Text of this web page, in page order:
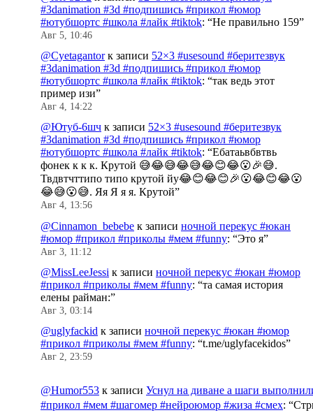
#3danimation #3d #подпишись #прикол #юмор
#ютубшортс #школа #лайк #tiktok: “Не правильно 159”
Авг 5, 10:46
@Cyetagantorк записи 52×3 #usesound #беритезвук
#3danimation #3d #подпишись #прикол #юмор
#ютубшортс #школа #лайк #tiktok: “так ведь этот
пример изи”
Авг 4, 14:22
@Ютуб-6шч к записи 52×3 #usesound #беритезвук
#3danimation #3d #подпишись #прикол #юмор
#ютубшортс #школа #лайк #tiktok: “Ебатаьвбвтвь
фонек к к к. Крутой 😅😂😅😂😅😂😊😂😮🎉😅.
Твдвтчттипо типо крутой йу😂😊😂😊🎉😮😂😊😂😮
😂😅😮😅. Яя Я я я. Крутой”
Авг 4, 13:56
@Cinnamon_bebebe к записи ночной перекус #юкан
#юмор #прикол #приколы #мем #funny: “Это я”
Авг 3, 11:12
@MissLeeJessi к записи ночной перекус #юкан #юмор
#прикол #приколы #мем #funny: “та самая история
елены райман:”
Авг 3, 03:14
@uglyfackid к записи ночной перекус #юкан #юмор
#прикол #приколы #мем #funny: “t.me/uglyfacekidos”
Авг 2, 23:59
@Humor553 к записи Уснул на диване а шаги
#прикол #мем #шагомер #нейроюмор #жиза #смех: “